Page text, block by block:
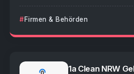
Firmen & Behörden
1a Clean NRW